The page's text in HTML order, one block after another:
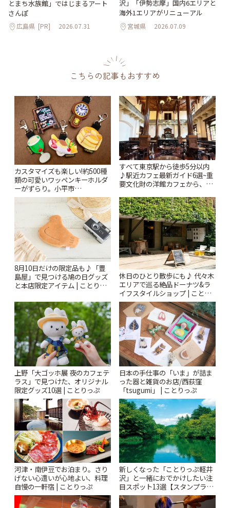
とまち水族館」ではじまるアート
さんぽ
広島県 [PR] 2026.07.31
沢」「伊勢志摩」国内6エリアと
海外1エリアがリニューアル
宮城県 2026.07.09
こちらの記事もおすすめ
カスタマイズも楽しい!約500種
類の可愛いワッペンキーホルダ
ーがずらり。小平市
「Kimamaya T&K」 | ことりっ
すべて東京駅から徒歩5分以内
♪駅近カフェ最新ガイド6選~重
要文化財の洋館カフェから、改
りっぷ
8月10日だけの限定品も♪「豊
島屋」で見つける鳩の日グッズ
と本店限定アイテム | ことりっ
休日のひとり散歩にも♪ 代々木
エリアで巡る絶品ドーナツ&ラ
イフスタイルショップ | ことり
っぷ
上野「大ゴッホ展 夜のカフェテ
ラス」で見つけた、オリジナル
限定グッズ10選 | ことりっぷ
日本の手仕事の「いま」が詰ま
った器と雑貨のお店/西荻窪
「tsugumi」 | ことりっぷ
河津・南伊豆でお泊まり。さり
げない心遣いが心地よい、料理
自慢の一軒宿 | ことりっぷ
新しくなった「ことりっぷ軽井
沢」と一緒におでかけしたい注
目スポット13選【スタンプラリ
ー開催中】 | ことりっぷ